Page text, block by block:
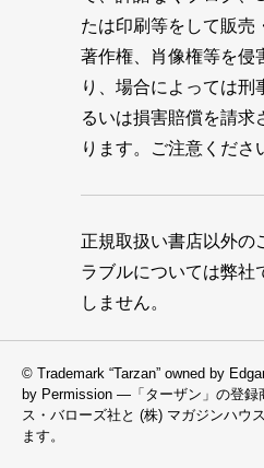
たは印刷等をして販売
著作権、肖像権等を侵
り、場合によっては刑
るいは損害賠償を請求
ります。ご注意くださ
正規取扱い書店以外の
ラブルについては弊社
しません。
© Trademark “Tarzan” owned by
by Permission —「ターザン」の登録
ス・バローズ社と (株) マガジンハウ
ます。